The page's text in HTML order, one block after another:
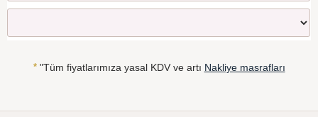
*"Tüm fiyatlarımıza yasal KDV ve artı Nakliye masrafları